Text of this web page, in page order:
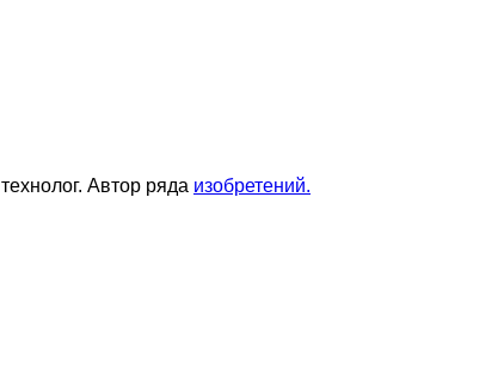
технолог. Автор ряда изобретений.